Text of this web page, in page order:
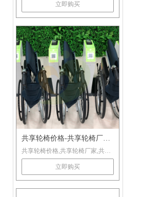
1、医院传统折叠陪护椅、折叠行
军床、陪护床改造。
2、户外自行车、儿童车、滑板
车、轮椅、电动车
3、共享雨伞、共享智能设备
4、办公设施，公共设备
咨询热线：400-993-6038
立即购买
共享轮椅价格-共享轮椅厂家-
共享轮椅锁-爱陪共享
共享轮椅价格,共享轮椅厂家,共享
轮椅锁,医院轮椅,共享轮椅厂家电
话咨询广州爱陪共享.400-993-6038
立即购买